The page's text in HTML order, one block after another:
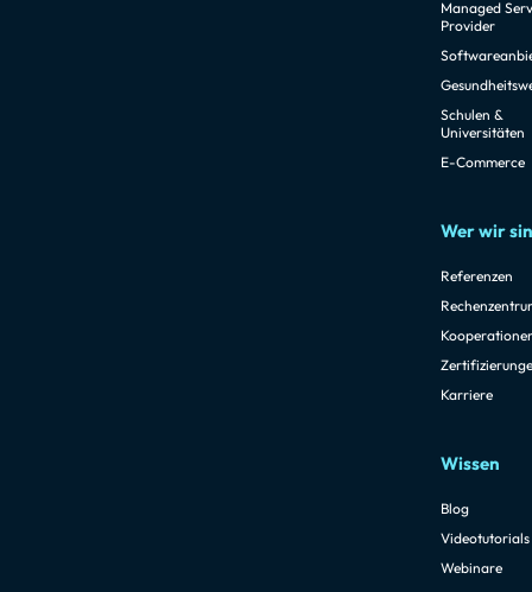
Managed
Provider
Schulen &
Universitäten
E-Commerce
Wer wir
Referenzen
Karriere
Wissen
Blog
Videotutorials
Webinare